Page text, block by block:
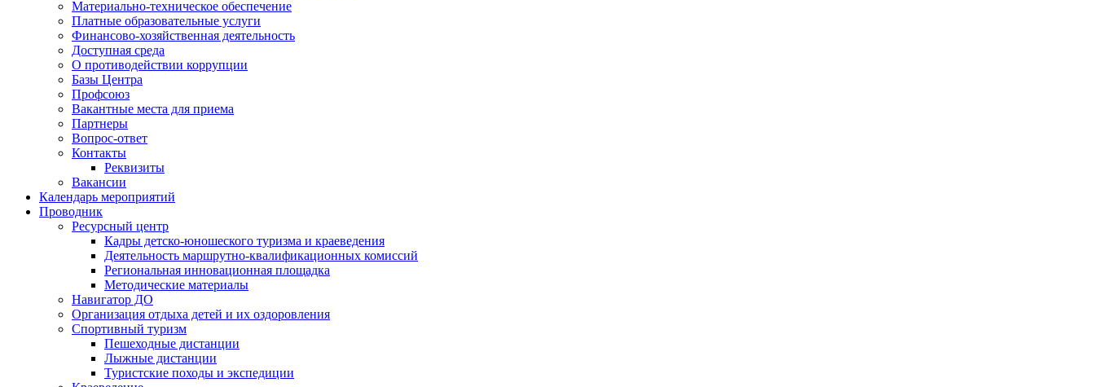
Материально-техническое обеспечение
Платные образовательные услуги
Финансово-хозяйственная деятельность
Доступная среда
О противодействии коррупции
Базы Центра
Профсоюз
Вакантные места для приема
Партнеры
Вопрос-ответ
Контакты
Реквизиты
Вакансии
Календарь мероприятий
Проводник
Ресурсный центр
Кадры детско-юношеского туризма и краеведения
Деятельность маршрутно-квалификационных комиссий
Региональная инновационная площадка
Методические материалы
Навигатор ДО
Организация отдыха детей и их оздоровления
Спортивный туризм
Пешеходные дистанции
Лыжные дистанции
Туристские походы и экспедиции